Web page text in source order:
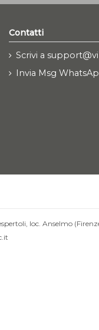
Contatti
Scrivi a
Invia Msg
loc. Anselmo